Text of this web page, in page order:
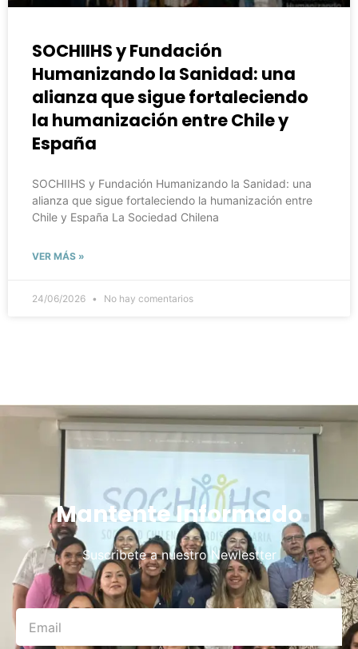
SOCHIIHS y Fundación
Humanizando la Sanidad: una
alianza que sigue fortaleciendo
la humanización entre Chile y
España
SOCHIIHS y Fundación Humanizando la Sanidad: una
alianza que sigue fortaleciendo la humanización entre
Chile y España La Sociedad Chilena
VER MÁS »
24/06/2026 No hay comentarios
Mantente Informado
Suscribete a nuestro Newlestter